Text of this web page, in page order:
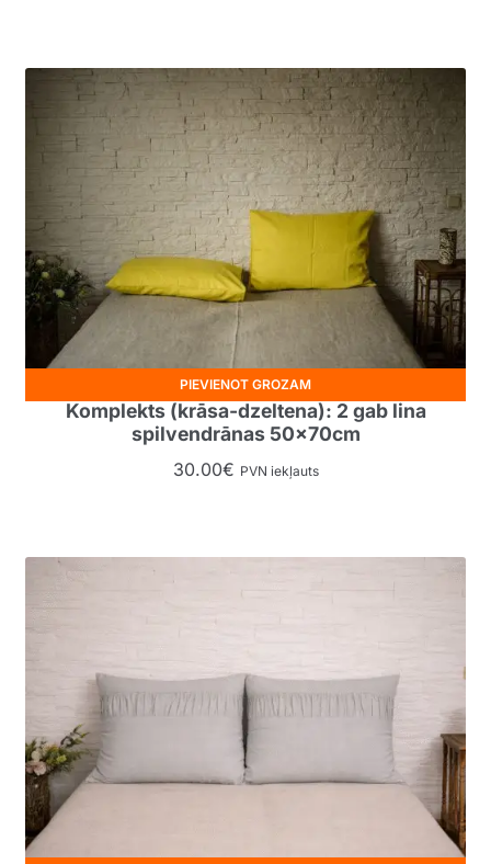
Komplekts (krāsa-dzeltena): 2 gab lina
spilvendrānas 50x70cm
30.00€ PVN iekļauts
PIEVIENOT GROZAM